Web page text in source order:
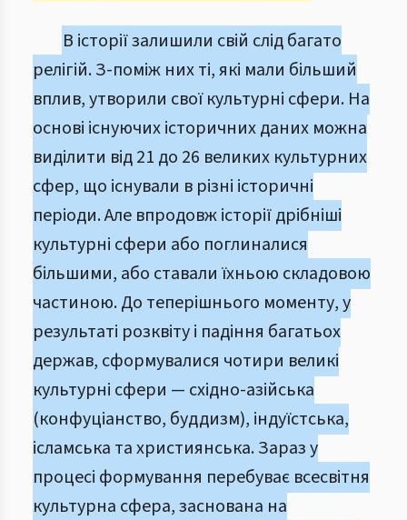
В історії залишили свій слід багато
релігій. З-поміж них ті, які мали більший
вплив, утворили свої культурні сфери. На
основі існуючих історичних даних можна
виділити від 21 до 26 великих культурних
сфер, що існували в різні історичні
періоди. Але впродовж історії дрібніші
культурні сфери або поглиналися
більшими, або ставали їхньою складовою
частиною. До теперішнього моменту, у
результаті розквіту і падіння багатьох
держав, сформувалися чотири великі
культурні сфери — східно-азійська
(конфуціанство, буддизм), індуїстська,
ісламська та християнська. Зараз у
процесі формування перебуває всесвітня
культурна сфера, заснована на